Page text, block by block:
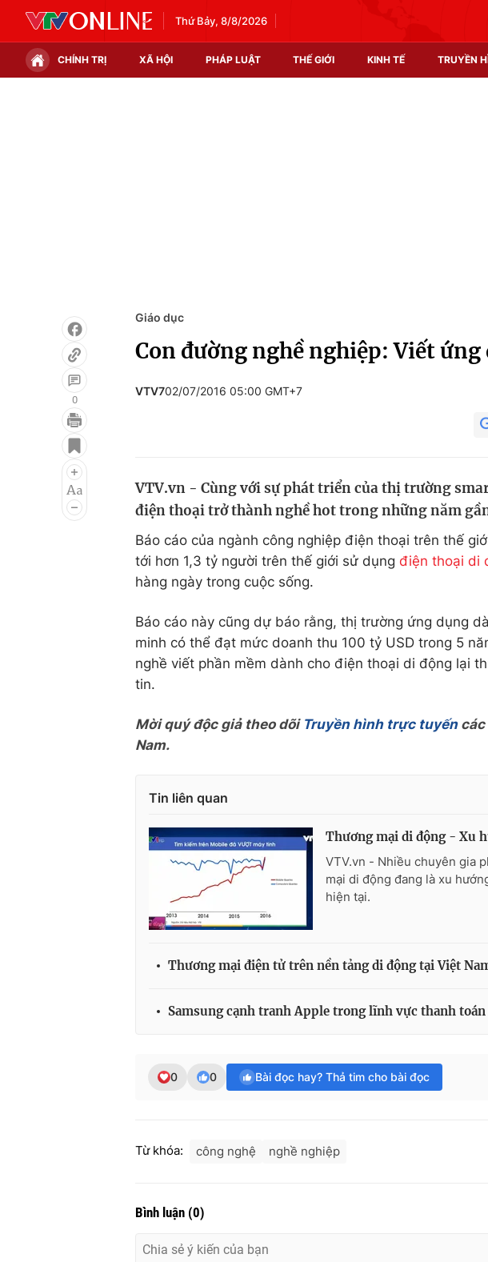
Thứ Bảy, 8/8/2026
CHÍNH TRỊ XÃ HỘI PHÁP LUẬT THẾ GIỚI KINH TẾ TRUYỀN
Điện ảnh
Âm nhạc
Làm đẹp
Học trực
0
Giáo dục
Con đường nghề nghiệp: Viết
VTV702/07/2016 05:00 GMT+7
VTV.vn - Cùng với sự phát triển của thị trường
điện thoại trở thành nghề hot trong những năm
Báo cáo của ngành công nghiệp điện thoại trên thế
tới hơn 1,3 tỷ người trên thế giới sử dụng điện thoại di
hàng ngày trong cuộc sống.
Báo cáo này cũng dự báo rằng, thị trường ứng dụng
minh có thể đạt mức doanh thu 100 tỷ USD trong 5
nghề viết phần mềm dành cho điện thoại di động lại
tin.
Mời quý độc giả theo dõi Truyền hình trực tuyếncác
Nam.
Tin liên quan
Thương mại di động - Xu
VTV.vn - Nhiều chuyên gia
mại di động đang là xu
hiện tại.
Thương mại điện tử trên nền tảng di động tại Việt
Samsung cạnh tranh Apple trong lĩnh vực thanh toán
0 0 Bài đọc hay? Thả tim cho bài đọc
Từ khóa: công nghệ nghề nghiệp
Bình luận (0)